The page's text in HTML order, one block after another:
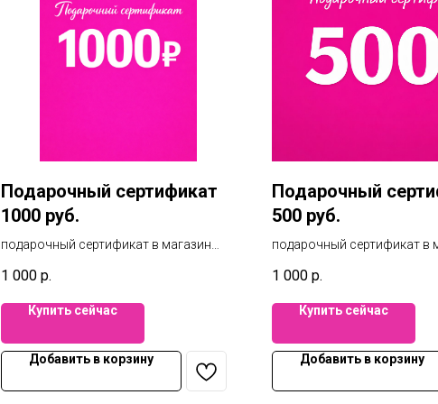
Подарочный сертификат
1000 руб.
подарочный сертификат в магазин
воспользоваться в 3х магазинах
Челябинска. Фиеста / Елки /
Маркштадт. А также при онлайн
покупке.
1 000 р.
Купить сейчас
Добавить в корзину
Подарочный
500 руб.
подарочный сертификат в
воспользоваться в 3х
Челябинска. Фиеста / Елки /
Маркштадт. А также при
покупке.
1 000 р.
Купить сейчас
Добавить в корзину